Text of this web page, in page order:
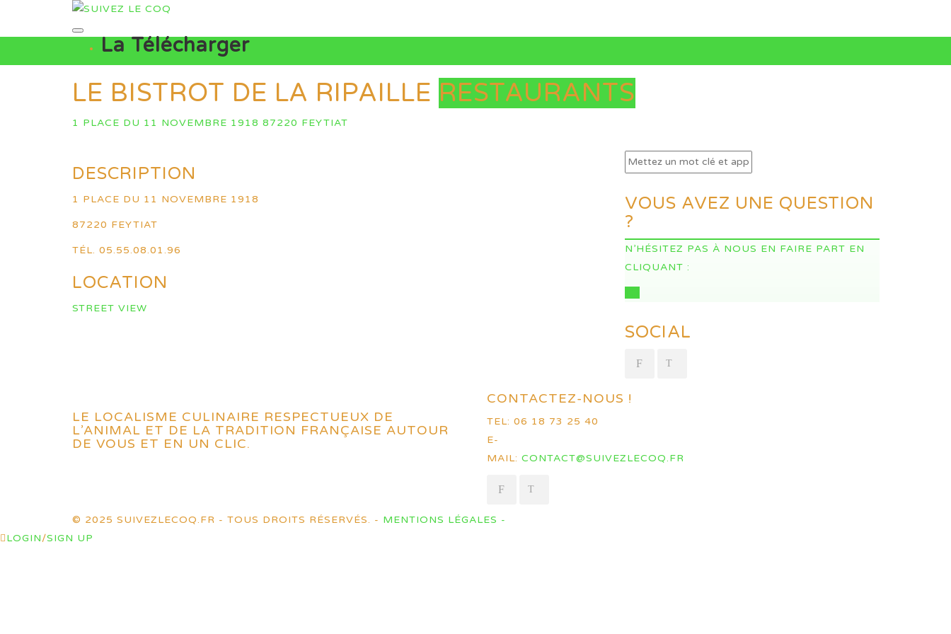
La Télécharger
LE BISTROT DE LA RIPAILLE RESTAURANTS
1 PLACE DU 11 NOVEMBRE 1918 87220 FEYTIAT
DESCRIPTION
1 PLACE DU 11 NOVEMBRE 1918
87220 FEYTIAT
TÉL. 05.55.08.01.96
LOCATION
STREET VIEW
VOUS AVEZ UNE QUESTION
?
N’HÉSITEZ PAS À NOUS EN FAIRE PART EN
CLIQUANT :
SOCIAL
LE LOCALISME CULINAIRE RESPECTUEUX DE
L’ANIMAL ET DE LA TRADITION FRANÇAISE AUTOUR
DE VOUS ET EN UN CLIC.
CONTACTEZ-NOUS !
TEL: 06 18 73 25 40
E-
MAIL: CONTACT@SUIVEZLECOQ.FR
© 2025 SUIVEZLECOQ.FR - TOUS DROITS RÉSERVÉS. - MENTIONS LÉGALES -
LOGIN/SIGN UP